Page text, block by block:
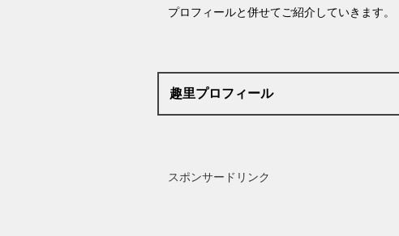
プロフィールと併せてご紹介していきます。
趣里プロフィール
スポンサードリンク